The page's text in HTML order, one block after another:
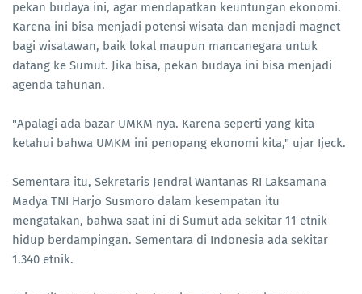
pekan budaya ini, agar mendapatkan keuntungan ekonomi.
Karena ini bisa menjadi potensi wisata dan menjadi magnet
bagi wisatawan, baik lokal maupun mancanegara untuk
datang ke Sumut. Jika bisa, pekan budaya ini bisa menjadi
agenda tahunan.
"Apalagi ada bazar UMKM nya. Karena seperti yang kita
ketahui bahwa UMKM ini penopang ekonomi kita," ujar Ijeck.
Sementara itu, Sekretaris Jendral Wantanas RI Laksamana
Madya TNI Harjo Susmoro dalam kesempatan itu
mengatakan, bahwa saat ini di Sumut ada sekitar 11 etnik
hidup berdampingan. Sementara di Indonesia ada sekitar
1.340 etnik.